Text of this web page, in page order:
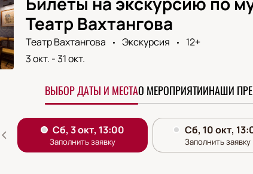
Театр Вахтангова
Театр Вахтангова Экскурсия
12+
3 окт. -31 окт.
ВЫБОР ДАТЫ И МЕСТАО МЕРОПРИЯТИИНАШИ